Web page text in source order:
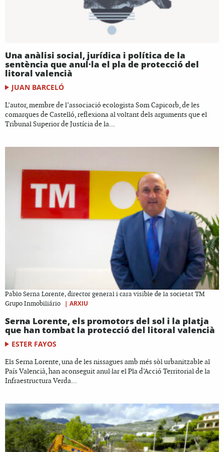
Una anàlisi social, jurídica i política de la
sentència que anul·la el pla de protecció del
litoral valencià
JUAN BARCELÓ
L’autor, membre de l’associació ecologista Som Capicorb, de les
comarques de Castelló, reflexiona al voltant dels arguments que el
Tribunal Superior de Justícia de la...
Pablo Serna Lorente, director general i cara visible de la societat TM
Grupo Inmobiliário
| ARXIU
Serna Lorente, els promotors del sol i la platja
que han tombat la protecció del litoral valencià
ESTER FAYOS
Els Serna Lorente, una de les nissagues amb més sòl urbanitzable al
País Valencià, han aconseguit anul·lar el Pla d’Acció Territorial de la
Infraestructura Verda...